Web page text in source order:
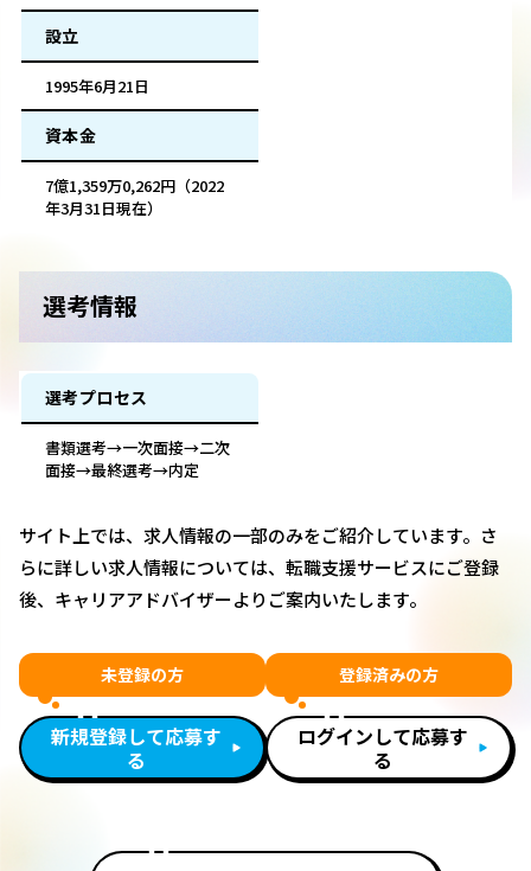
設立
1995年6月21日
資本金
7億1,359万0,262円（2022
年3月31日現在）
選考情報
選考プロセス
書類選考→一次面接→二次
面接→最終選考→内定
サイト上では、求人情報の一部のみをご紹介しています。さ
らに詳しい求人情報については、転職支援サービスにご登録
後、キャリアアドバイザーよりご案内いたします。
未登録の方
新規登録して応募す
る
登録済みの方
ログインして応募す
る